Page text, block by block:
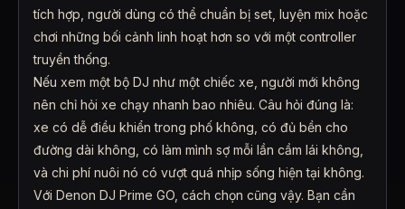
tích hợp, người dùng có thể chuẩn bị set, luyện mix hoặc
chơi những bối cảnh linh hoạt hơn so với một controller
truyền thống.
Nếu xem một bộ DJ như một chiếc xe, người mới không
nên chỉ hỏi xe chạy nhanh bao nhiêu. Câu hỏi đúng là:
xe có dễ điều khiển trong phố không, có đủ bền cho
đường dài không, có làm mình sợ mỗi lần cầm lái không,
và chi phí nuôi nó có vượt quá nhịp sống hiện tại không.
Với Denon DJ Prime GO, cách chọn cũng vậy. Bạn cần